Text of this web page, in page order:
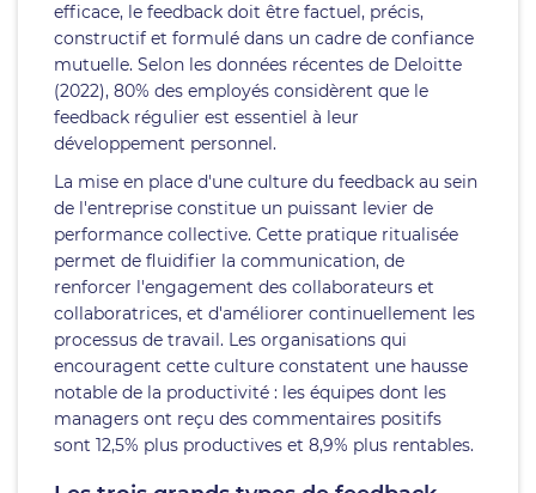
efficace, le feedback doit être factuel, précis,
constructif et formulé dans un cadre de confiance
mutuelle. Selon les données récentes de Deloitte
(2022), 80% des employés considèrent que le
feedback régulier est essentiel à leur
développement personnel.
La mise en place d'une culture du feedback au sein
de l'entreprise constitue un puissant levier de
performance collective. Cette pratique ritualisée
permet de fluidifier la communication, de
renforcer l'engagement des collaborateurs et
collaboratrices, et d'améliorer continuellement les
processus de travail. Les organisations qui
encouragent cette culture constatent une hausse
notable de la productivité : les équipes dont les
managers ont reçu des commentaires positifs
sont 12,5% plus productives et 8,9% plus rentables.